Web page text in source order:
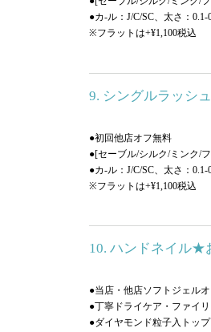
●カ-ル：J/C/SC、太さ：
※フラットは+¥1,100税込
9. シングルラッシ
●初回他店オフ無料
●[セーブル/シルク/ミンク/
●カ-ル：J/C/SC、太さ：
※フラットは+¥1,100税込
10. ハンドネイル★
●当店・他店ソフトジェル
●丁寧ドライケア・ファイ
●ダイヤモンド粒子入トッ